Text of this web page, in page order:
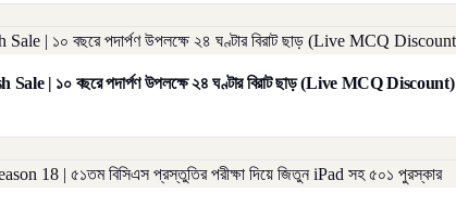
| ১০ বছরে পদার্পণ উপলক্ষে ২৪ ঘণ্টার বিরাট ছাড় (Live MCQ Discount)